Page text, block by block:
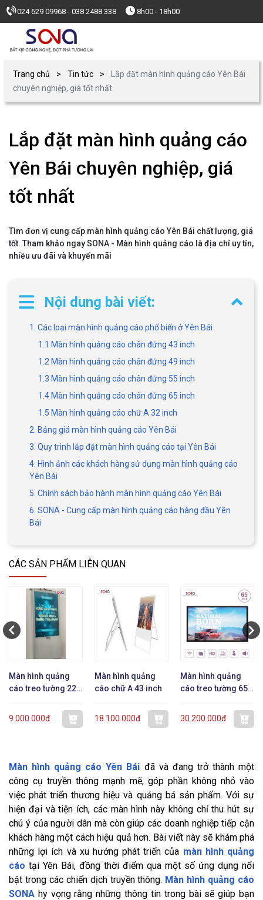
024 629 09968 - 038 2488 338 8h00 - 18h00
Trang chủ Tin tức
Lắp đặt màn hình quảng cáo Yên Bái
chuyên nghiệp, giá tốt nhất
Lắp đặt màn hình quảng cáo
Yên Bái chuyên nghiệp, giá
tốt nhất
Tìm đơn vị cung cấp màn hình quảng cáo Yên Bái chất lượng, giá
tốt. Tham khảo ngay SONA - Màn hình quảng cáo là địa chỉ uy tín,
nhiều ưu đãi và khuyến mãi
Nội dung bài viết:
1. Các loại màn hình quảng cáo phổ biến ở Yên Bái
1.1 Màn hình quảng cáo chân đứng 43 inch
1.2 Màn hình quảng cáo chân đứng 49 inch
1.3 Màn hình quảng cáo chân đứng 55 inch
1.4 Màn hình quảng cáo chân đứng 65 inch
1.5 Màn hình quảng cáo chữ A 32 inch
2. Bảng giá màn hình quảng cáo Yên Bái
3. Quy trình lắp đặt màn hình quảng cáo tại Yên Bái
4. Hình ảnh các khách hàng sử dụng màn hình quảng cáo
Yên Bái
5. Chính sách bảo hành màn hình quảng cáo Yên Bái
6. SONA - Cung cấp màn hình quảng cáo hàng đầu Yên
Bái
CÁC SẢN PHẨM LIÊN QUAN
Màn hình quảng
cáo treo tường 22
9.000.000đ
Màn hình quảng
cáo chữ A 43 inch
18.100.000đ
Màn hình quảng
cáo treo tường 65
30.200.000đ
Màn hình quảng cáo Yên Bái đã và đang trở thành một
công cụ truyền thông mạnh mẽ, góp phần không nhỏ vào
việc phát triển thương hiệu và quảng bá sản phẩm. Với sự
hiện đại và tiện ích, các màn hình này không chỉ thu hút sự
chú ý của người dân mà còn giúp các doanh nghiệp tiếp cận
khách hàng một cách hiệu quả hơn. Bài viết này sẽ khám phá
những lợi ích và xu hướng phát triển của màn hình quảng
cáo tại Yên Bái, đồng thời điểm qua một số ứng dụng nổi
bật trong các chiến dịch truyền thông. Màn hình quảng cáo
SONA hy vọng rằng những thông tin trong bài sẽ giúp bạn